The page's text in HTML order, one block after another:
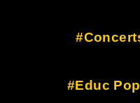
Educ